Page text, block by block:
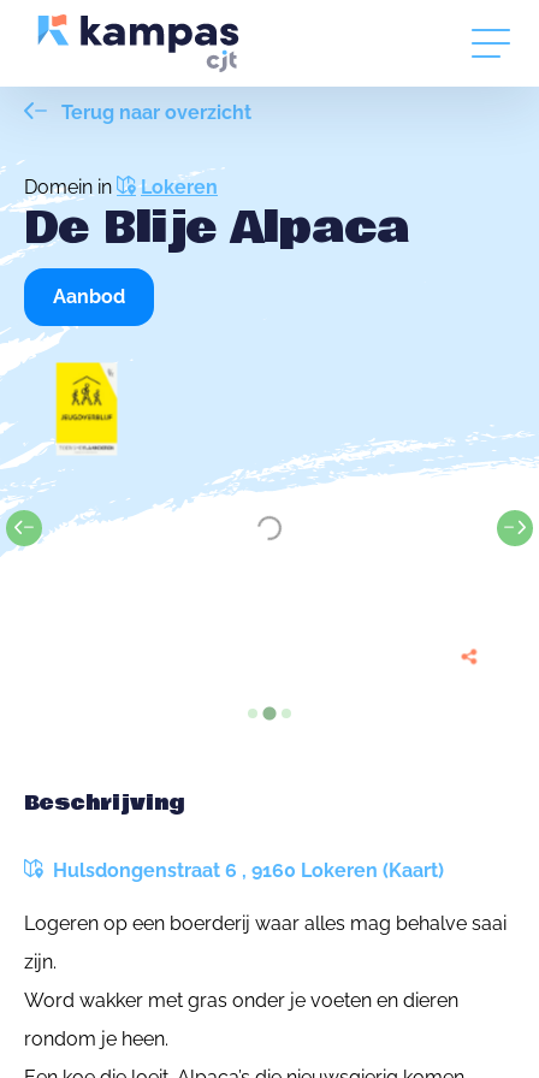
Terug naar overzicht
Domein in Lokeren
De Blije Alpaca
Aanbod
Beschrijving
Hulsdongenstraat 6 , 9160 Lokeren (Kaart)
Logeren op een boerderij waar alles mag behalve saai
zijn.
Word wakker met gras onder je voeten en dieren
rondom je heen.